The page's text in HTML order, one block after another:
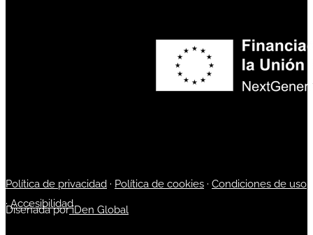
Política de privacidad · Política de cookies · Condiciones de uso
·Accesibilidad
Diseñada poriDen Global